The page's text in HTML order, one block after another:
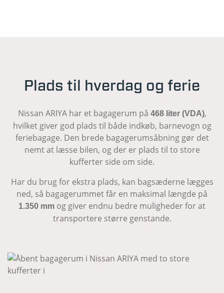
Plads til hverdag og ferie
Nissan ARIYA har et bagagerum på 468 liter (VDA),
hvilket giver god plads til både indkøb, barnevogn og
feriebagage. Den brede bagagerumsåbning gør det
nemt at læsse bilen, og der er plads til to store
kufferter side om side.
Har du brug for ekstra plads, kan bagsæderne lægges
ned, så bagagerummet får en maksimal længde på
1.350 mm og giver endnu bedre muligheder for at
transportere større genstande.